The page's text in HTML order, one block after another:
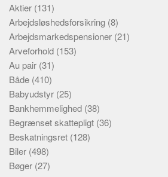
Aktier (131)
Arbejdsløshedsforsikring (8)
Arbejdsmarkedspensioner (21)
Arveforhold (153)
Au pair (31)
Både (410)
Babyudstyr (25)
Bankhemmelighed (38)
Begrænset skattepligt (36)
Beskatningsret (128)
Biler (498)
Bøger (27)